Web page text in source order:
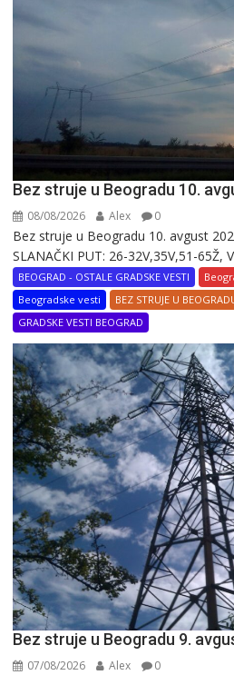
Bez struje u Beogradu 10.
08/08/2026 Alex 0
Bez struje u Beogradu 10. avgust
SLANAČKI PUT: 26-32V,35V,51-65Ž,
BEOGRAD - OSTALE GRADSKE VESTI
Beogradske vesti
BEZ STRUJE U
GRADSKE VESTI BEOGRAD
Bez struje u Beogradu 9.
07/08/2026 Alex 0